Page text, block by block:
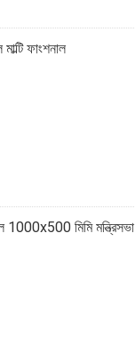
ফাংশনাল
মিমি মন্ত্রিসভা